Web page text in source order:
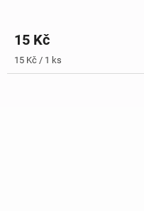
15 Kč
Měrná
cena:
15 Kč / 1 ks